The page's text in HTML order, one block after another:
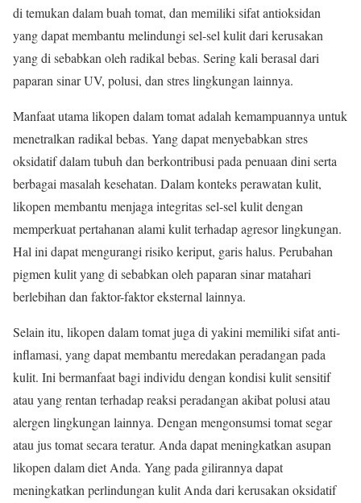
di temukan dalam buah tomat, dan memiliki sifat antioksidan
yang dapat membantu melindungi sel-sel kulit dari kerusakan
yang di sebabkan oleh radikal bebas. Sering kali berasal dari
paparan sinar UV, polusi, dan stres lingkungan lainnya.
Manfaat utama likopen dalam tomat adalah kemampuannya untuk
menetralkan radikal bebas. Yang dapat menyebabkan stres
oksidatif dalam tubuh dan berkontribusi pada penuaan dini serta
berbagai masalah kesehatan. Dalam konteks perawatan kulit,
likopen membantu menjaga integritas sel-sel kulit dengan
memperkuat pertahanan alami kulit terhadap agresor lingkungan.
Hal ini dapat mengurangi risiko keriput, garis halus. Perubahan
pigmen kulit yang di sebabkan oleh paparan sinar matahari
berlebihan dan faktor-faktor eksternal lainnya.
Selain itu, likopen dalam tomat juga di yakini memiliki sifat anti-
inflamasi, yang dapat membantu meredakan peradangan pada
kulit. Ini bermanfaat bagi individu dengan kondisi kulit sensitif
atau yang rentan terhadap reaksi peradangan akibat polusi atau
alergen lingkungan lainnya. Dengan mengonsumsi tomat segar
atau jus tomat secara teratur. Anda dapat meningkatkan asupan
likopen dalam diet Anda. Yang pada gilirannya dapat
meningkatkan perlindungan kulit Anda dari kerusakan oksidatif